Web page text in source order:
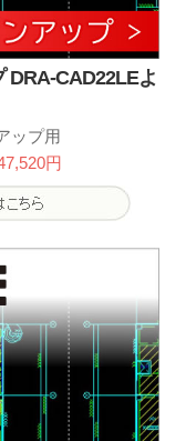
DRA-CAD22LEよ
ップ用
円